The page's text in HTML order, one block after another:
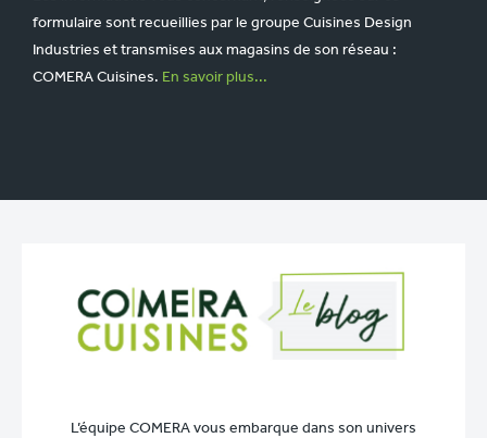
formulaire sont recueillies par le groupe Cuisines Design
Industries et transmises aux magasins de son réseau :
COMERA Cuisines. En savoir plus...
L’équipe COMERA vous embarque dans son univers